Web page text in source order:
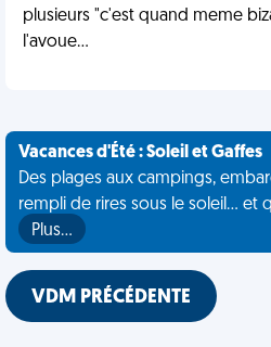
plusieurs "c'est quand meme
l'avoue...
Vacances d'Été : Soleil et Gaffes
Des plages aux campings,
rempli de rires sous le soleil... et
Plus…
VDM PRÉCÉDENTE